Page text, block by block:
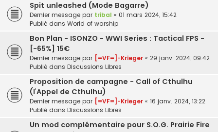
Spit unleashed (Mode Bagarre)
Dernier message par tribal « 01 mars 2024, 15:42
Publié dans World of warship
Bon Plan - ISONZO - WWI Series : Tactical FPS -
[-65%] 15€
Dernier message par [=VF=]-Krieger « 29 janv. 2024, 09:42
Publié dans Discussions Libres
Proposition de campagne - Call of Cthulhu
(l’Appel de Cthulhu)
Dernier message par [=VF=]-Krieger « 16 janv. 2024, 13:22
Publié dans Discussions Libres
Un mod complémentaire pour S.O.G. Prairie Fire